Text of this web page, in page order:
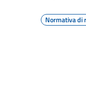
Normativa di